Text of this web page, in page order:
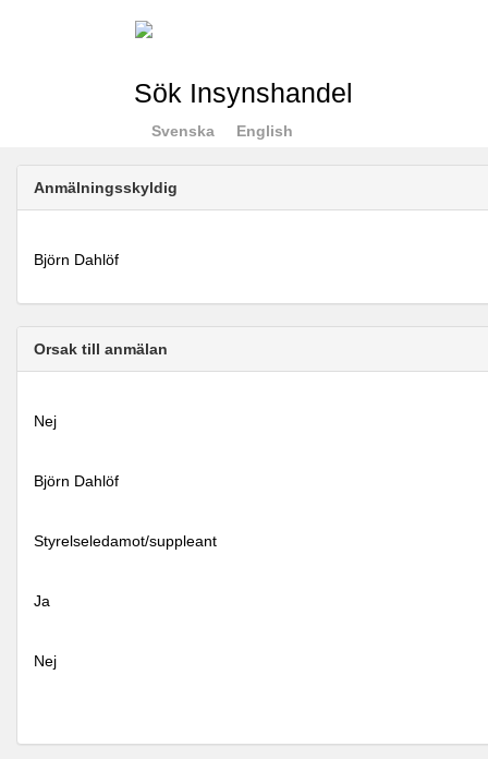
Sök Insynshandel
Svenska English
Anmälningsskyldig
Björn Dahlöf
Orsak till anmälan
Nej
Björn Dahlöf
Styrelseledamot/suppleant
Ja
Nej